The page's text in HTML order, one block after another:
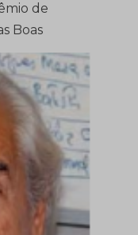
de
Boas